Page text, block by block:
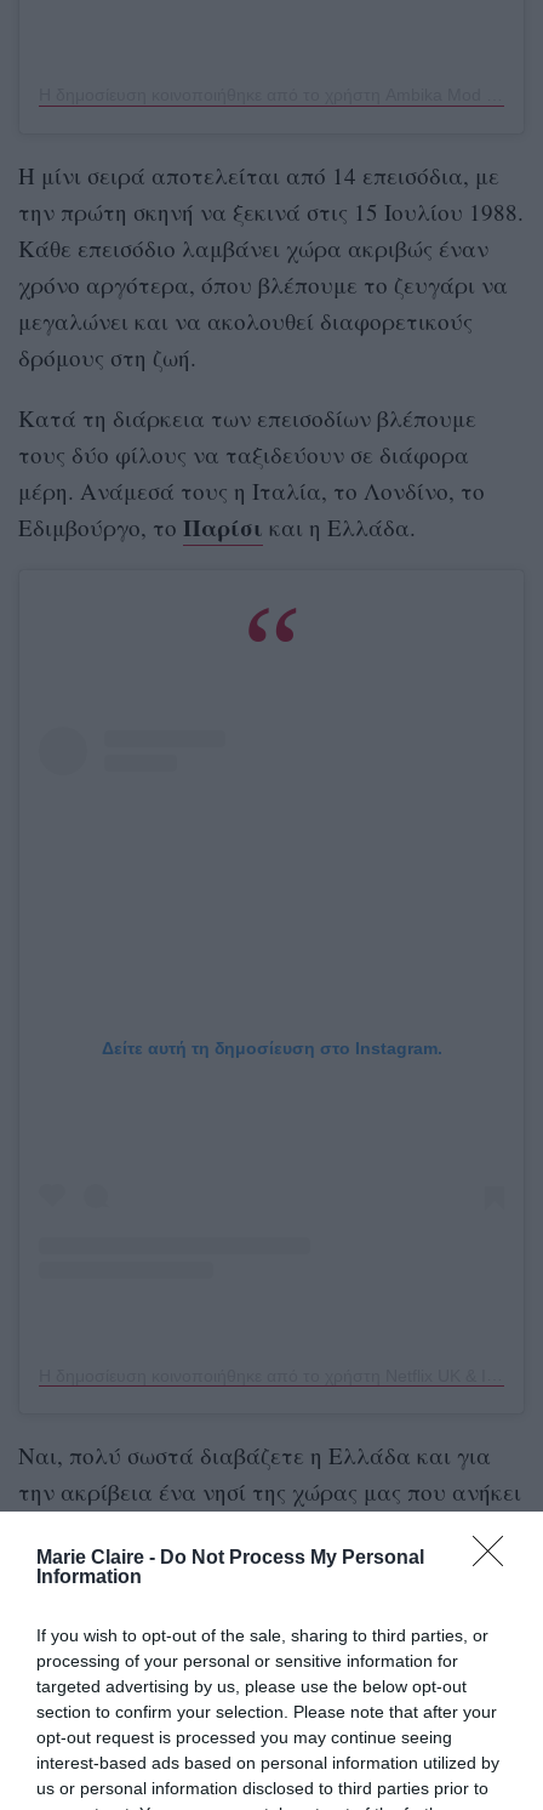
Marie Claire - Do Not Process My Personal
Information
If you wish to opt-out of the sale, sharing to third parties, or
processing of your personal or sensitive information for
targeted advertising by us, please use the below opt-out
section to confirm your selection. Please note that after your
opt-out request is processed you may continue seeing
interest-based ads based on personal information utilized by
us or personal information disclosed to third parties prior to
Η μίνι σειρά αποτελείται από 14 επεισόδια, με
την πρώτη σκηνή να ξεκινά στις 15 Ιουλίου 1988.
Κάθε επεισόδιο λαμβάνει χώρα ακριβώς έναν
χρόνο αργότερα, όπου βλέπουμε το ζευγάρι να
μεγαλώνει και να ακολουθεί διαφορετικούς
δρόμους στη ζωή.
Κατά τη διάρκεια των επεισοδίων βλέπουμε
τους δύο φίλους να ταξιδεύουν σε διάφορα
μέρη. Ανάμεσά τους η Ιταλία, το Λονδίνο, το
Εδιμβούργο, το Παρίσι και η Ελλάδα.
Δείτε αυτή τη δημοσίευση στο Instagram.
Ναι, πολύ σωστά διαβάζετε η Ελλάδα και για
την ακρίβεια ένα νησί της χώρας μας που ανήκει
στο σύμπλεγμα των Κυκλάδων. Αυτό δεν είναι
άλλο από τηνΠάρο.
Στο 4ο επεισόδιο της σειράς, η Emma και ο Dexter
πηγαίνουν διακοπές -γεμάτες δράματα και
εντάσεις- στην Πάρο. Τα γυρίσματα έγιναν στην
πρωτεύουσα του νησιού, την Παροικιά, με τα
γραφικά πλακόστρωτα στενά, τα λευκά σπίτια